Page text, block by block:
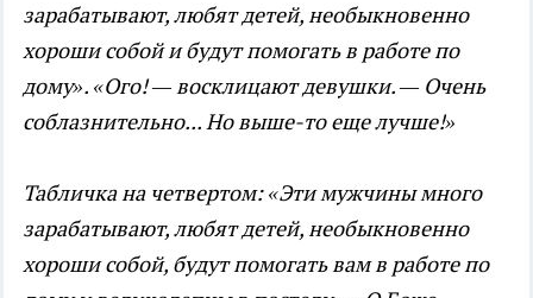
зарабатывают, любят детей, необыкновенно
хороши собой и будут помогать в работе по
дому». «Ого! — восклицают девушки. — Очень
соблазнительно... Но выше-то еще лучше!»
Табличка на четвертом: «Эти мужчины много
зарабатывают, любят детей, необыкновенно
хороши собой, будут помогать вам в работе по